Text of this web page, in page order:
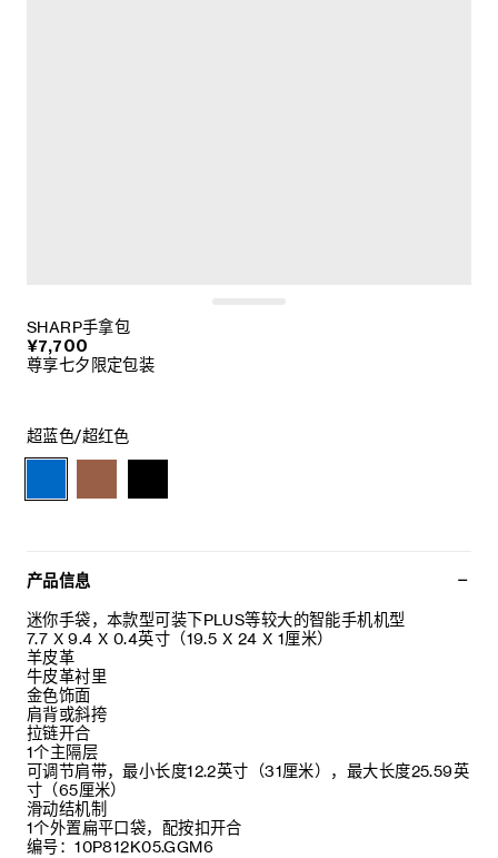
SHARP手拿包
¥7,700
尊享七夕限定包装
超蓝色/超红色
产品信息
迷你手袋，本款型可装下PLUS等较大的智能手机机型
7.7 X 9.4 X 0.4英寸（19.5 X 24 X 1厘米）
羊皮革
牛皮革衬里
金色饰面
肩背或斜挎
拉链开合
1个主隔层
可调节肩带，最小长度12.2英寸（31厘米），最大长度25.59英
寸（65厘米）
滑动结机制
1个外置扁平口袋，配按扣开合
编号：10P812K05.GGM6